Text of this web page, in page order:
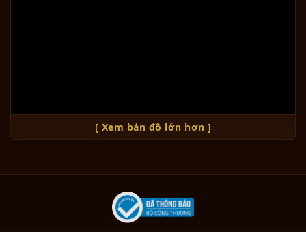
[ Xem bản đồ lớn hơn ]